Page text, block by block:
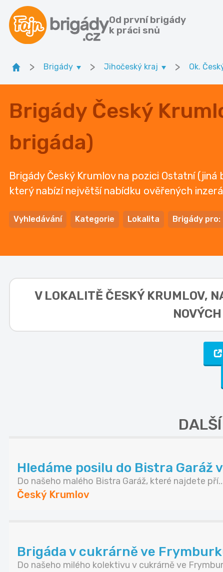
Od první brigády
k práci snů
> Brigády > Jihočeský kraj > Ok.
Brigády Český
brigáda)
Brigády Český Krumlov na pozici Ostatní
který nabízí největší nabídku ověřených
Vyhledávání Kategorie Lokalita Brigády pro:
V LOKALITĚ ČESKÝ KRUMLOV,
Hledáme posilu do Bistra Garáž
Do našeho malého Bistra Garáž, které najdete
Český Krumlov
Brigáda v cukrárně ve
Do našeho milého kolektivu v cukrárně ve